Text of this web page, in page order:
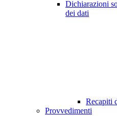
Dichiarazioni
dei dati
Recapiti
Provvedimenti